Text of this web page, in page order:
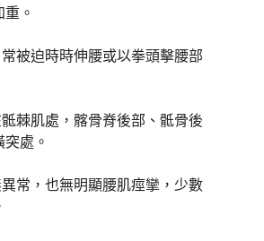
。
被迫時時伸腰或以拳頭擊腰部
棘肌處，髂骨脊後部、骶骨後
處。
常，也無明顯腰肌痙攣，少數